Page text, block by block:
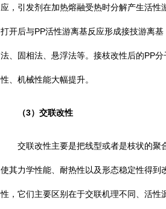
应，引发剂在加热熔融受热时分解产生活
打开后与PP活性游离基反应形成接技游离基
法、固相法、悬浮法等。接枝改性后的PP分
性、机械性能大幅提升。
（3）交联改性
交联改性主要是把线型或者是枝状的聚
使其力学性能、耐热性以及形态稳定性得
性，它们主要区别在于交联机理不同、活